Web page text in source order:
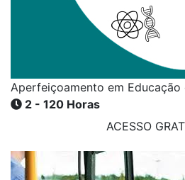
Aperfeiçoamento em Educação
2 - 120 Horas
ACESSO